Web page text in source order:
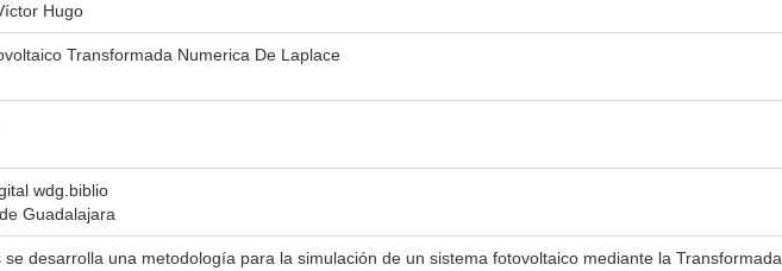
Hugo
Transformada Numerica De Laplace
wdg.biblio
Guadalajara
se desarrolla una metodología para la simulación de un sistema fotovoltaico mediante la Transformada